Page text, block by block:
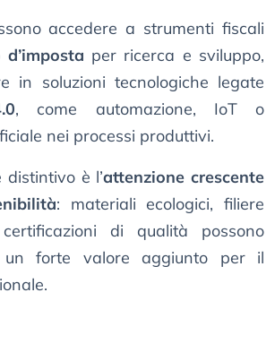
accedere a strumenti fiscali
per ricerca e sviluppo,
in soluzioni tecnologiche legate
, come automazione, IoT o
nei processi produttivi.
è l’attenzione crescente
: materiali ecologici, filiere
di qualità possono
un forte valore aggiunto per il